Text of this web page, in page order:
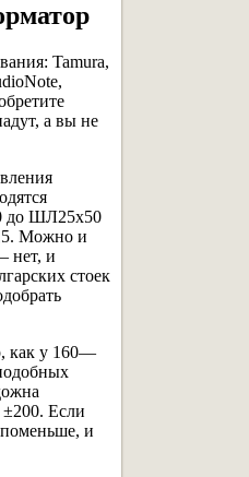
Tamura,
а вы не
до ШЛ25х50
Можно и
нет, и
стоек
как у 160—
±200. Если
и